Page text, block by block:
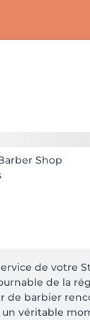
de votre
de la
barbier
véritable